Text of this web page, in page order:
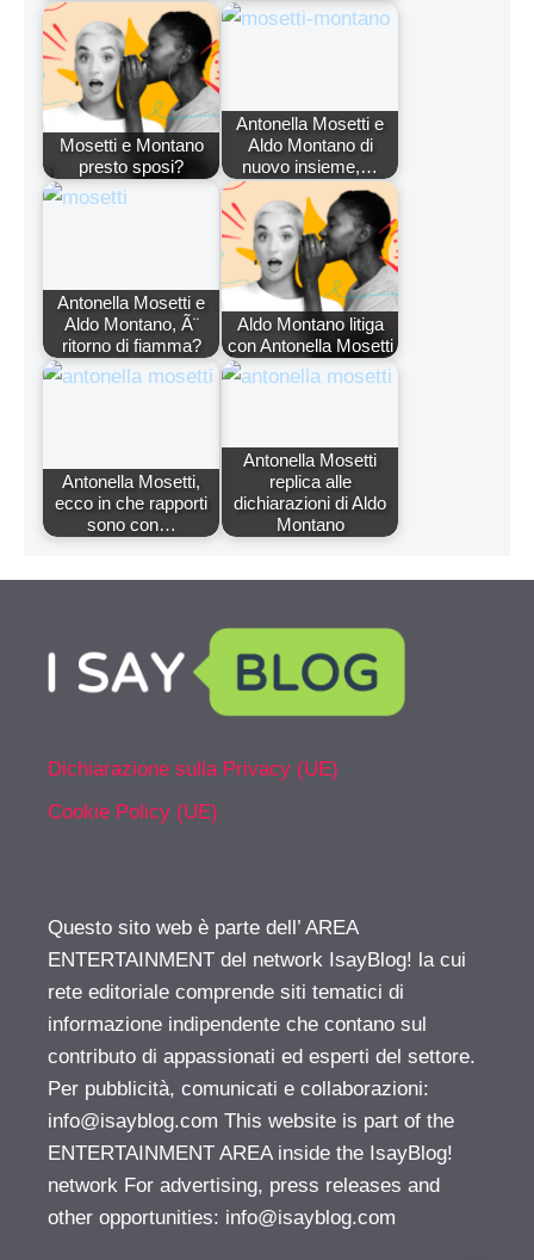
Mosetti e Montano
presto sposi?
Antonella Mosetti e
Aldo Montano di
nuovo insieme,…
Antonella Mosetti e
Aldo Montano, Ã¨
ritorno di fiamma?
Aldo Montano litiga
con Antonella Mosetti
Antonella Mosetti,
ecco in che rapporti
sono con…
Antonella Mosetti
replica alle
dichiarazioni di Aldo
Montano
Dichiarazione sulla Privacy (UE)
Cookie Policy (UE)
Questo sito web è parte dell’ AREA
ENTERTAINMENT del network IsayBlog! la cui
rete editoriale comprende siti tematici di
informazione indipendente che contano sul
contributo di appassionati ed esperti del settore.
Per pubblicità, comunicati e collaborazioni:
info@isayblog.com This website is part of the
ENTERTAINMENT AREA inside the IsayBlog!
network For advertising, press releases and
other opportunities: info@isayblog.com